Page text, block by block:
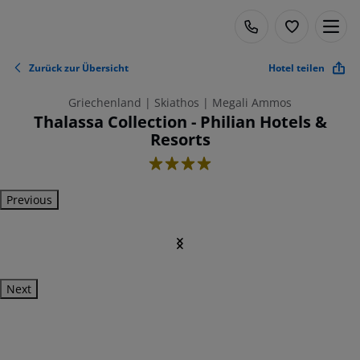
Zurück zur Übersicht Hotel teilen
Griechenland | Skiathos | Megali Ammos
Thalassa Collection - Philian Hotels &
Resorts
4
Previous
Next